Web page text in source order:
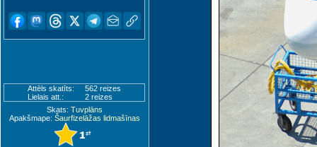
Attēls skatīts:
562 reizes
Lielais att.:
2 reizes
Skats: Tuvplāns
Apakšmape: Šaurfizelāžas lidmašīnas